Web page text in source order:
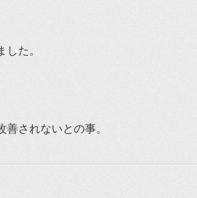
た。
されないとの事。